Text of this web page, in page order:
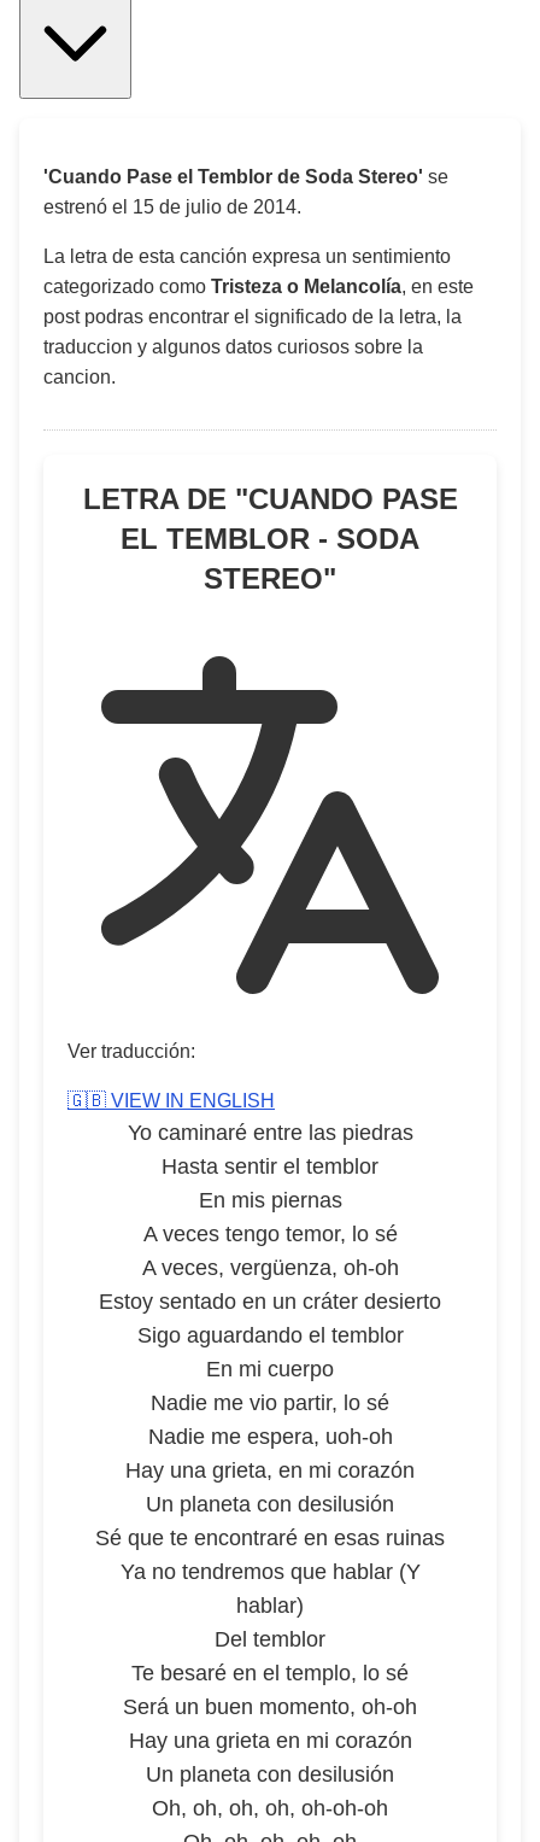
'Cuando Pase el Temblor de Soda Stereo' se
estrenó el 15 de julio de 2014.
La letra de esta canción expresa un sentimiento
categorizado como Tristeza o Melancolía, en este
post podras encontrar el significado de la letra, la
traduccion y algunos datos curiosos sobre la
cancion.
LETRA DE "CUANDO PASE
EL TEMBLOR - SODA
STEREO"
Ver traducción:
🇬🇧 VIEW IN ENGLISH
Yo caminaré entre las piedras
Hasta sentir el temblor
En mis piernas
A veces tengo temor, lo sé
A veces, vergüenza, oh-oh
Estoy sentado en un cráter desierto
Sigo aguardando el temblor
En mi cuerpo
Nadie me vio partir, lo sé
Nadie me espera, uoh-oh
Hay una grieta, en mi corazón
Un planeta con desilusión
Sé que te encontraré en esas ruinas
Ya no tendremos que hablar (Y
hablar)
Del temblor
Te besaré en el templo, lo sé
Será un buen momento, oh-oh
Hay una grieta en mi corazón
Un planeta con desilusión
Oh, oh, oh, oh, oh-oh-oh